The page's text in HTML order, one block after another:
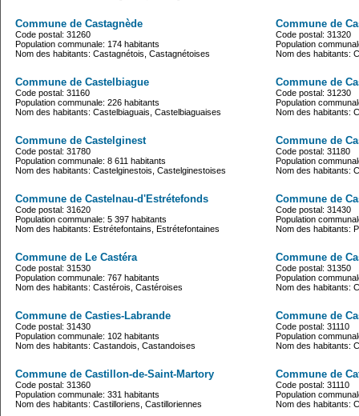
Commune de Castagnède
Code postal: 31260
Population communale: 174 habitants
Nom des habitants: Castagnétois, Castagnétoises
Commune de
Code postal: 31320
Population
Nom des habitants:
Commune de Castelbiague
Code postal: 31160
Population communale: 226 habitants
Nom des habitants: Castelbiaguais, Castelbiaguaises
Commune de
Code postal: 31230
Population
Nom des habitants:
Commune de Castelginest
Code postal: 31780
Population communale: 8 611 habitants
Nom des habitants: Castelginestois, Castelginestoises
Commune de
Code postal: 31180
Population
Nom des habitants:
Commune de Castelnau-d'Estrétefonds
Code postal: 31620
Population communale: 5 397 habitants
Nom des habitants: Estrétefontains, Estrétefontaines
Commune de
Code postal: 31430
Population
Nom des habitants:
Commune de Le Castéra
Code postal: 31530
Population communale: 767 habitants
Nom des habitants: Castérois, Castéroises
Commune de
Code postal: 31350
Population
Nom des habitants:
Commune de Casties-Labrande
Code postal: 31430
Population communale: 102 habitants
Nom des habitants: Castandois, Castandoises
Commune de
Code postal: 31110
Population
Nom des habitants:
Commune de Castillon-de-Saint-Martory
Code postal: 31360
Population communale: 331 habitants
Nom des habitants: Castilloriens, Castilloriennes
Commune de
Code postal: 31110
Population
Nom des habitants: